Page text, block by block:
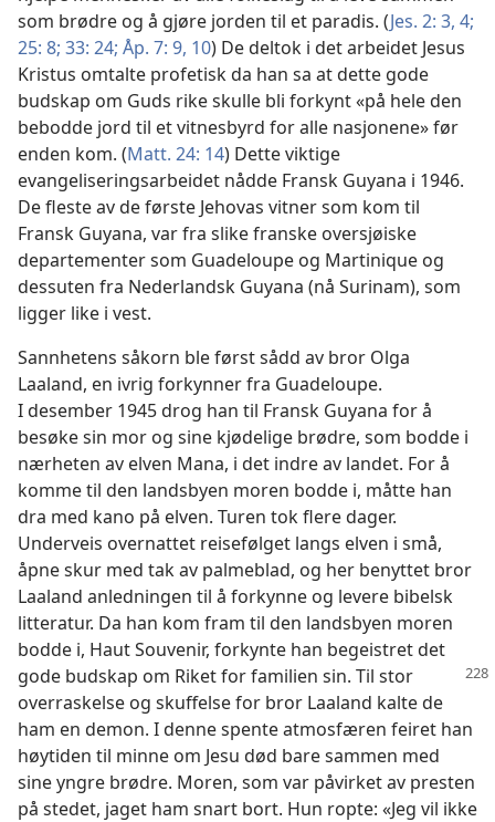
som brødre og å gjøre jorden til et paradis. (Jes. 2: 3, 4;
25: 8; 33: 24; Åp. 7: 9, 10) De deltok i det arbeidet Jesus
Kristus omtalte profetisk da han sa at dette gode
budskap om Guds rike skulle bli forkynt «på hele den
bebodde jord til et vitnesbyrd for alle nasjonene» før
enden kom. (Matt. 24: 14) Dette viktige
evangeliseringsarbeidet nådde Fransk Guyana i 1946.
De fleste av de første Jehovas vitner som kom til
Fransk Guyana, var fra slike franske oversjøiske
departementer som Guadeloupe og Martinique og
dessuten fra Nederlandsk Guyana (nå Surinam), som
ligger like i vest.
Sannhetens såkorn ble først sådd av bror Olga
Laaland, en ivrig forkynner fra Guadeloupe.
I desember 1945 drog han til Fransk Guyana for å
besøke sin mor og sine kjødelige brødre, som bodde i
nærheten av elven Mana, i det indre av landet. For å
komme til den landsbyen moren bodde i, måtte han
dra med kano på elven. Turen tok flere dager.
Underveis overnattet reisefølget langs elven i små,
åpne skur med tak av palmeblad, og her benyttet bror
Laaland anledningen til å forkynne og levere bibelsk
litteratur. Da han kom fram til den landsbyen moren
bodde i, Haut Souvenir, forkynte han begeistret det
gode budskap om Riket for familien sin. Til stor
overraskelse og skuffelse for bror Laaland kalte de
ham en demon. I denne spente atmosfæren feiret han
høytiden til minne om Jesu død bare sammen med
sine yngre brødre. Moren, som var påvirket av presten
på stedet, jaget ham snart bort. Hun ropte: «Jeg vil ikke